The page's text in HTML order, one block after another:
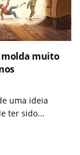
molda muito
uma ideia
ter sido...